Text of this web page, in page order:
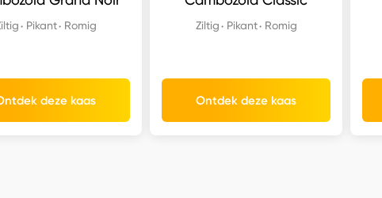
Pikant Romig
deze kaas
Ziltig Pikant Romig
Ontdek deze kaas